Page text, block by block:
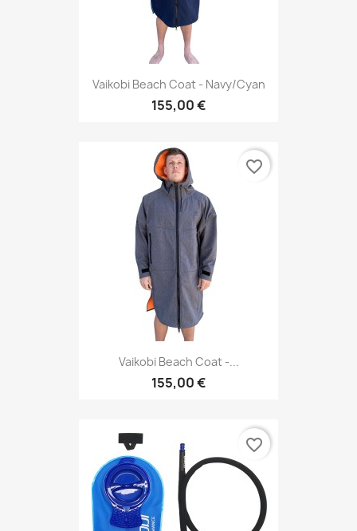
Vaikobi Beach Coat - Navy/Cyan
155,00 €
Vaikobi Beach Coat -...
155,00 €
favorite_border
favorite_border